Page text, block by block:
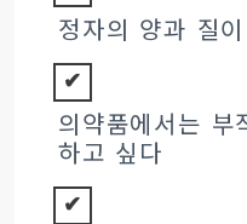
정자의 양과 질
✔︎
의약품에서는
하고 싶다
✔︎